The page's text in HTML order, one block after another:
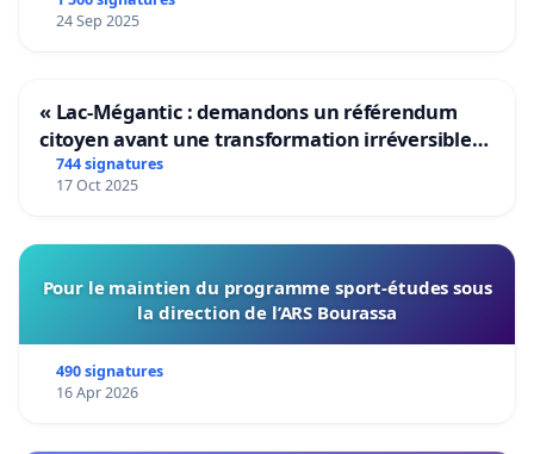
24 Sep 2025
« Lac-Mégantic : demandons un référendum
citoyen avant une transformation irréversible
de notre territoire »
744 signatures
17 Oct 2025
Pour le maintien du programme sport-études sous
la direction de l’ARS Bourassa
490 signatures
16 Apr 2026